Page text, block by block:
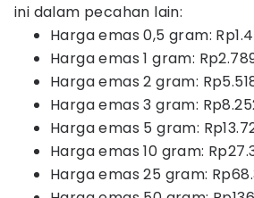
ini dalam pecahan lain:
Harga emas 0,5 gram:
Harga emas 1 gram:
Harga emas 2 gram:
Harga emas 3 gram:
Harga emas 5 gram:
Harga emas 10 gram:
Harga emas 25 gram: